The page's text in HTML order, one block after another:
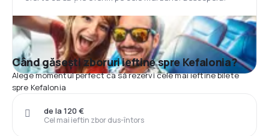
Când găsești zboruri ieftine spre Kefalonia?
Alege momentul perfect ca să rezervi cele mai ieftine bilete
spre Kefalonia
Cel mai ieftin zbor dus-întors
de la 120 €